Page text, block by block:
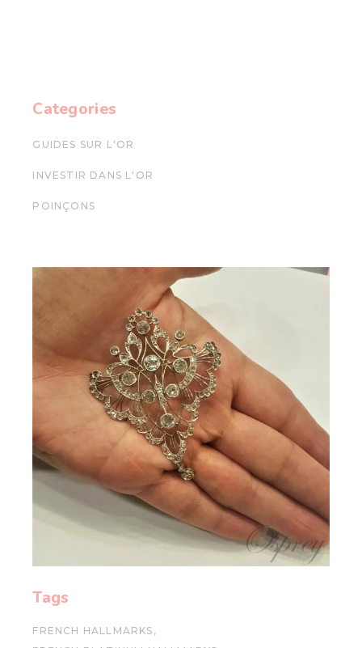
Categories
GUIDES SUR L'OR
INVESTIR DANS L'OR
POINÇONS
Tags
FRENCH HALLMARKS